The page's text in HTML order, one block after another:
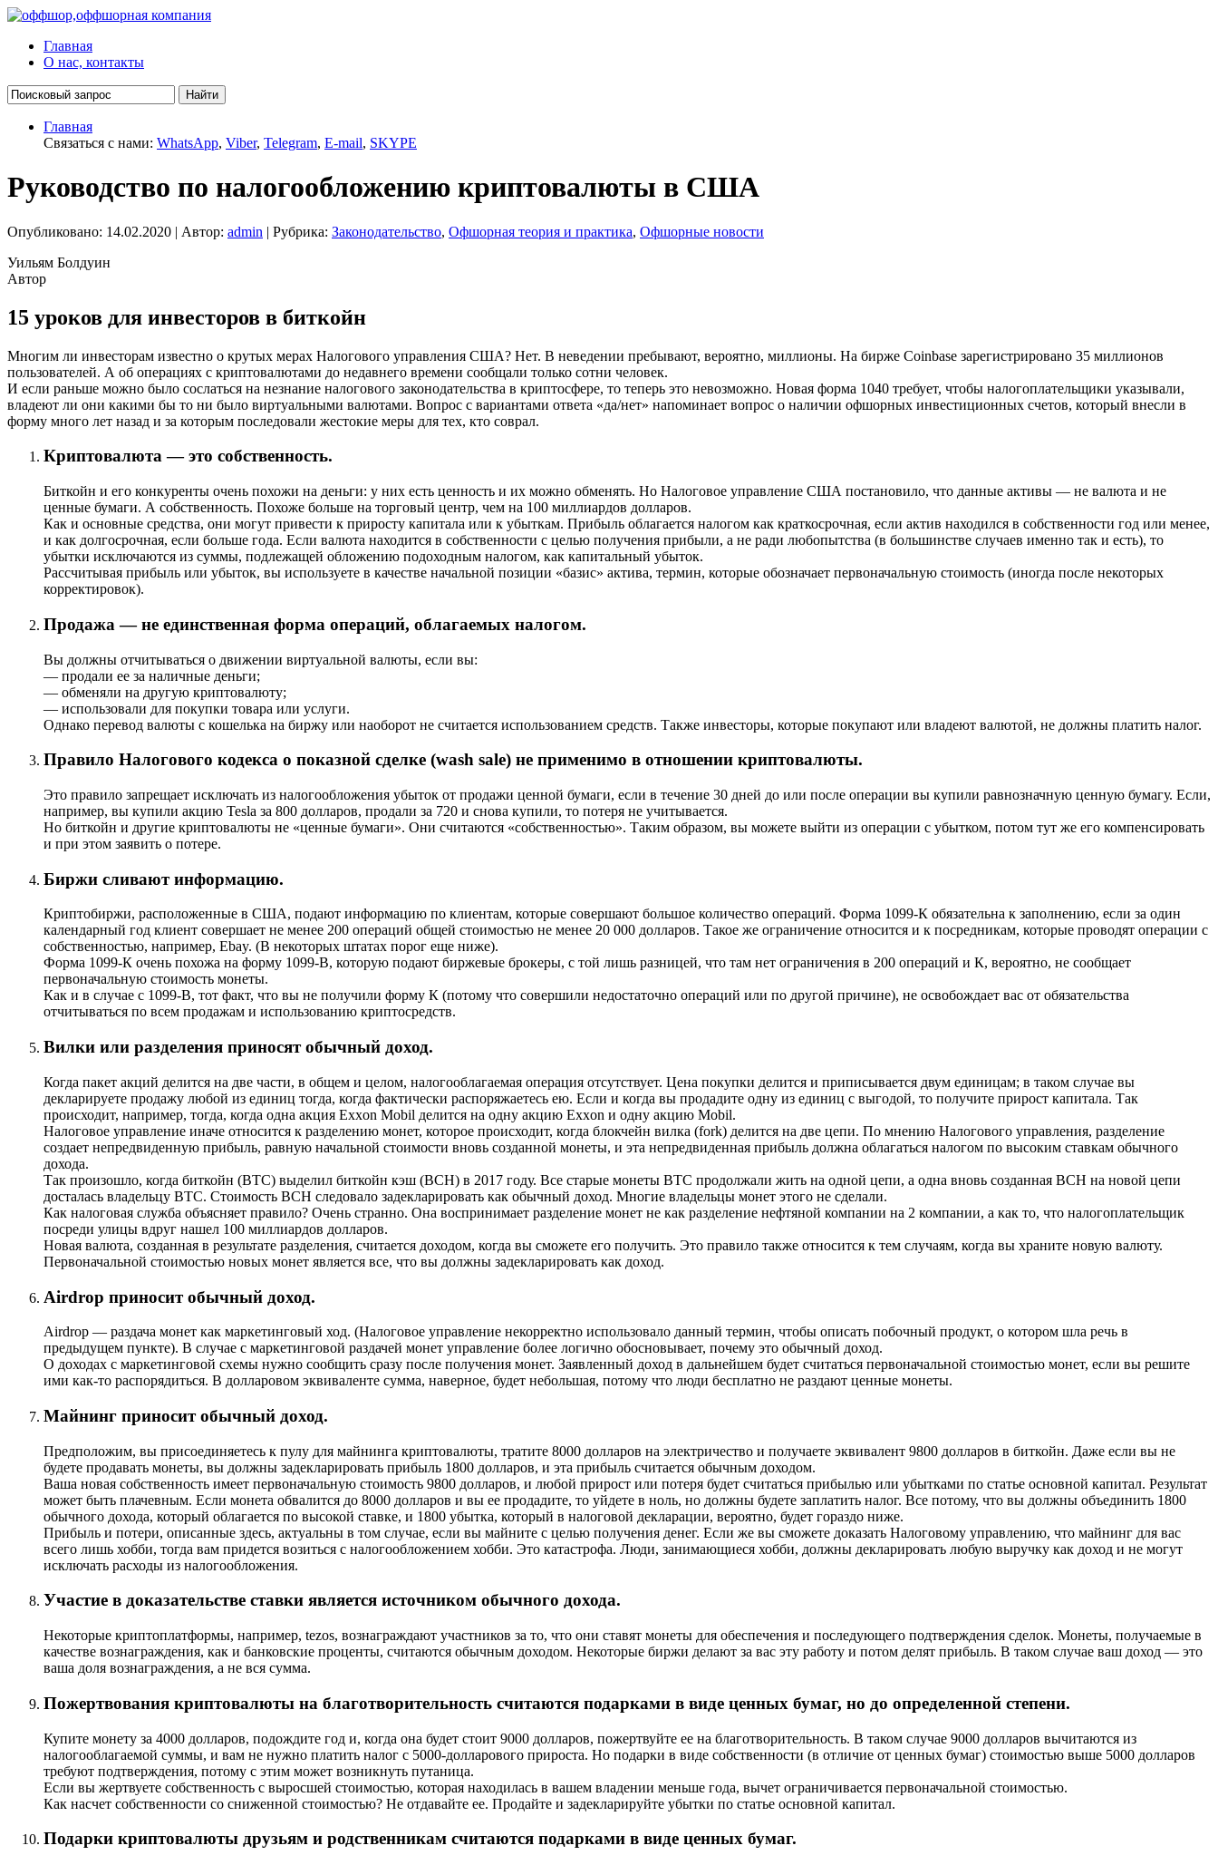
Главная
О нас, контакты
Главная
Связаться с нами: WhatsApp, Viber, Telegram, E-mail, SKYPE
Руководство по налогообложению криптовалюты в США
Опубликовано: 14.02.2020 | Автор: admin | Рубрика: Законодательство, Офшорная теория и практика, Офшорные новости
Уильям Болдуин
Автор
15 уроков для инвесторов в биткойн
Многим ли инвесторам известно о крутых мерах Налогового управления США? Нет. В неведении пребывают, вероятно, миллионы. На бирже Coinbase зарегистрировано 35 миллионов
пользователей. А об операциях с криптовалютами до недавнего времени сообщали только сотни человек.
И если раньше можно было сослаться на незнание налогового законодательства в криптосфере, то теперь это невозможно. Новая форма 1040 требует, чтобы налогоплательщики указывали,
владеют ли они какими бы то ни было виртуальными валютами. Вопрос с вариантами ответа «да/нет» напоминает вопрос о наличии офшорных инвестиционных счетов, который внесли в
форму много лет назад и за которым последовали жестокие меры для тех, кто соврал.
Криптовалюта — это собственность.
Биткойн и его конкуренты очень похожи на деньги: у них есть ценность и их можно обменять. Но Налоговое управление США постановило, что данные активы — не валюта и не
ценные бумаги. А собственность. Похоже больше на торговый центр, чем на 100 миллиардов долларов.
Как и основные средства, они могут привести к приросту капитала или к убыткам. Прибыль облагается налогом как краткосрочная, если актив находился в собственности год или менее,
и как долгосрочная, если больше года. Если валюта находится в собственности с целью получения прибыли, а не ради любопытства (в большинстве случаев именно так и есть), то
убытки исключаются из суммы, подлежащей обложению подоходным налогом, как капитальный убыток.
Рассчитывая прибыль или убыток, вы используете в качестве начальной позиции «базис» актива, термин, которые обозначает первоначальную стоимость (иногда после некоторых
корректировок).
Продажа — не единственная форма операций, облагаемых налогом.
Вы должны отчитываться о движении виртуальной валюты, если вы:
— продали ее за наличные деньги;
— обменяли на другую криптовалюту;
— использовали для покупки товара или услуги.
Однако перевод валюты с кошелька на биржу или наоборот не считается использованием средств. Также инвесторы, которые покупают или владеют валютой, не должны платить налог.
Правило Налогового кодекса о показной сделке (wash sale) не применимо в отношении криптовалюты.
Это правило запрещает исключать из налогообложения убыток от продажи ценной бумаги, если в течение 30 дней до или после операции вы купили равнозначную ценную бумагу. Если,
например, вы купили акцию Tesla за 800 долларов, продали за 720 и снова купили, то потеря не учитывается.
Но биткойн и другие криптовалюты не «ценные бумаги». Они считаются «собственностью». Таким образом, вы можете выйти из операции с убытком, потом тут же его компенсировать
и при этом заявить о потере.
Биржи сливают информацию.
Криптобиржи, расположенные в США, подают информацию по клиентам, которые совершают большое количество операций. Форма 1099-К обязательна к заполнению, если за один
календарный год клиент совершает не менее 200 операций общей стоимостью не менее 20 000 долларов. Такое же ограничение относится и к посредникам, которые проводят операции с
собственностью, например, Ebay. (В некоторых штатах порог еще ниже).
Форма 1099-К очень похожа на форму 1099-В, которую подают биржевые брокеры, с той лишь разницей, что там нет ограничения в 200 операций и К, вероятно, не сообщает
первоначальную стоимость монеты.
Как и в случае с 1099-В, тот факт, что вы не получили форму К (потому что совершили недостаточно операций или по другой причине), не освобождает вас от обязательства
отчитываться по всем продажам и использованию криптосредств.
Вилки или разделения приносят обычный доход.
Когда пакет акций делится на две части, в общем и целом, налогооблагаемая операция отсутствует. Цена покупки делится и приписывается двум единицам; в таком случае вы
декларируете продажу любой из единиц тогда, когда фактически распоряжаетесь ею. Если и когда вы продадите одну из единиц с выгодой, то получите прирост капитала. Так
происходит, например, тогда, когда одна акция Exxon Mobil делится на одну акцию Exxon и одну акцию Mobil.
Налоговое управление иначе относится к разделению монет, которое происходит, когда блокчейн вилка (fork) делится на две цепи. По мнению Налогового управления, разделение
создает непредвиденную прибыль, равную начальной стоимости вновь созданной монеты, и эта непредвиденная прибыль должна облагаться налогом по высоким ставкам обычного
дохода.
Так произошло, когда биткойн (ВТС) выделил биткойн кэш (ВСН) в 2017 году. Все старые монеты ВТС продолжали жить на одной цепи, а одна вновь созданная ВСН на новой цепи
досталась владельцу ВТС. Стоимость ВСН следовало задекларировать как обычный доход. Многие владельцы монет этого не сделали.
Как налоговая служба объясняет правило? Очень странно. Она воспринимает разделение монет не как разделение нефтяной компании на 2 компании, а как то, что налогоплательщик
посреди улицы вдруг нашел 100 миллиардов долларов.
Новая валюта, созданная в результате разделения, считается доходом, когда вы сможете его получить. Это правило также относится к тем случаям, когда вы храните новую валюту.
Первоначальной стоимостью новых монет является все, что вы должны задекларировать как доход.
Airdrop приносит обычный доход.
Airdrop — раздача монет как маркетинговый ход. (Налоговое управление некорректно использовало данный термин, чтобы описать побочный продукт, о котором шла речь в
предыдущем пункте). В случае с маркетинговой раздачей монет управление более логично обосновывает, почему это обычный доход.
О доходах с маркетинговой схемы нужно сообщить сразу после получения монет. Заявленный доход в дальнейшем будет считаться первоначальной стоимостью монет, если вы решите
ими как-то распорядиться. В долларовом эквиваленте сумма, наверное, будет небольшая, потому что люди бесплатно не раздают ценные монеты.
Майнинг приносит обычный доход.
Предположим, вы присоединяетесь к пулу для майнинга криптовалюты, тратите 8000 долларов на электричество и получаете эквивалент 9800 долларов в биткойн. Даже если вы не
будете продавать монеты, вы должны задекларировать прибыль 1800 долларов, и эта прибыль считается обычным доходом.
Ваша новая собственность имеет первоначальную стоимость 9800 долларов, и любой прирост или потеря будет считаться прибылью или убытками по статье основной капитал. Результат
может быть плачевным. Если монета обвалится до 8000 долларов и вы ее продадите, то уйдете в ноль, но должны будете заплатить налог. Все потому, что вы должны объединить 1800
обычного дохода, который облагается по высокой ставке, и 1800 убытка, который в налоговой декларации, вероятно, будет гораздо ниже.
Прибыль и потери, описанные здесь, актуальны в том случае, если вы майните с целью получения денег. Если же вы сможете доказать Налоговому управлению, что майнинг для вас
всего лишь хобби, тогда вам придется возиться с налогообложением хобби. Это катастрофа. Люди, занимающиеся хобби, должны декларировать любую выручку как доход и не могут
исключать расходы из налогообложения.
Участие в доказательстве ставки является источником обычного дохода.
Некоторые криптоплатформы, например, tezos, вознаграждают участников за то, что они ставят монеты для обеспечения и последующего подтверждения сделок. Монеты, получаемые в
качестве вознаграждения, как и банковские проценты, считаются обычным доходом. Некоторые биржи делают за вас эту работу и потом делят прибыль. В таком случае ваш доход — это
ваша доля вознаграждения, а не вся сумма.
Пожертвования криптовалюты на благотворительность считаются подарками в виде ценных бумаг, но до определенной степени.
Купите монету за 4000 долларов, подождите год и, когда она будет стоит 9000 долларов, пожертвуйте ее на благотворительность. В таком случае 9000 долларов вычитаются из
налогооблагаемой суммы, и вам не нужно платить налог с 5000-долларового прироста. Но подарки в виде собственности (в отличие от ценных бумаг) стоимостью выше 5000 долларов
требуют подтверждения, потому с этим может возникнуть путаница.
Если вы жертвуете собственность с выросшей стоимостью, которая находилась в вашем владении меньше года, вычет ограничивается первоначальной стоимостью.
Как насчет собственности со сниженной стоимостью? Не отдавайте ее. Продайте и задекларируйте убытки по статье основной капитал.
Подарки криптовалюты друзьям и родственникам считаются подарками в виде ценных бумаг.